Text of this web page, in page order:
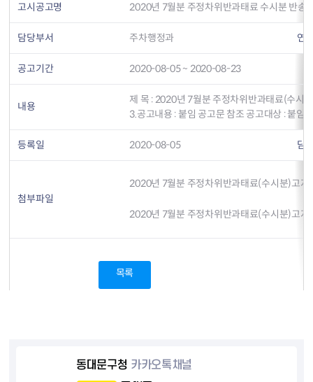
고시공고명 2020년 7월분 주정차위반과태료 수시분 반송
담당부서 주차행정과 연
공고기간 2020-08-05 ~ 2020-08-23
내용
제 목 : 2020년 7월분 주정차위반과태료(수시
3.공고내용 : 붙임 공고문 참조 공고대상 : 붙임
등록일 2020-08-05 담
첨부파일
2020년 7월분 주정차위반과태료(수시분)고지
2020년 7월분 주정차위반과태료(수시분)고
목록
동대문구청 카카오톡채널